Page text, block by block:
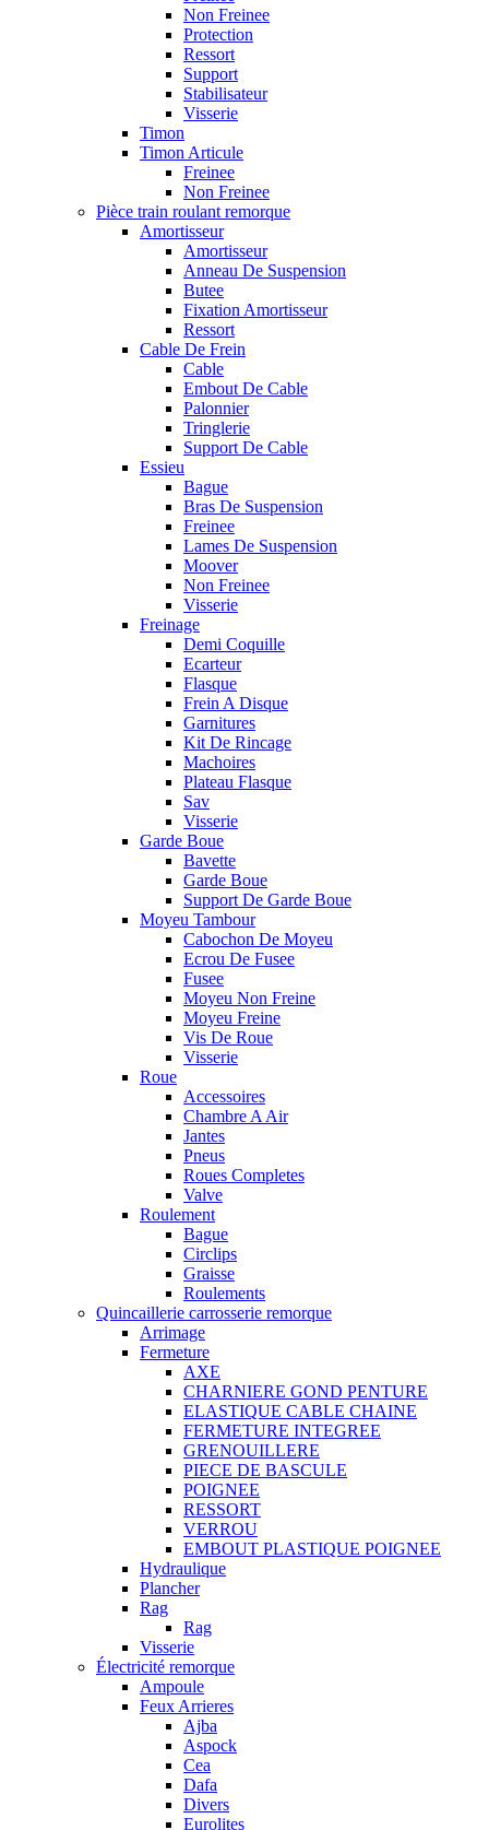
Non Freinee
Protection
Ressort
Support
Stabilisateur
Visserie
Timon
Timon Articule
Freinee
Non Freinee
Pièce train roulant remorque
Amortisseur
Amortisseur
Anneau De Suspension
Butee
Fixation Amortisseur
Ressort
Cable De Frein
Cable
Embout De Cable
Palonnier
Tringlerie
Support De Cable
Essieu
Bague
Bras De Suspension
Freinee
Lames De Suspension
Moover
Non Freinee
Visserie
Freinage
Demi Coquille
Ecarteur
Flasque
Frein A Disque
Garnitures
Kit De Rincage
Machoires
Plateau Flasque
Sav
Visserie
Garde Boue
Bavette
Garde Boue
Support De Garde Boue
Moyeu Tambour
Cabochon De Moyeu
Ecrou De Fusee
Fusee
Moyeu Non Freine
Moyeu Freine
Vis De Roue
Visserie
Roue
Accessoires
Chambre A Air
Jantes
Pneus
Roues Completes
Valve
Roulement
Bague
Circlips
Graisse
Roulements
Quincaillerie carrosserie remorque
Arrimage
Fermeture
AXE
CHARNIERE GOND PENTURE
ELASTIQUE CABLE CHAINE
FERMETURE INTEGREE
GRENOUILLERE
PIECE DE BASCULE
POIGNEE
RESSORT
VERROU
EMBOUT PLASTIQUE POIGNEE
Hydraulique
Plancher
Rag
Rag
Visserie
Électricité remorque
Ampoule
Feux Arrieres
Ajba
Aspock
Cea
Dafa
Divers
Eurolites